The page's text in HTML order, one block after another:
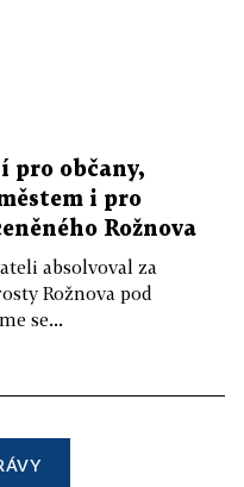
pro občany,
i pro
Rožnova
absolvoval za
Rožnova pod
se...